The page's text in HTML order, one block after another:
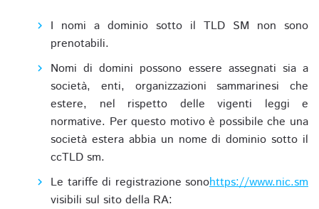
I nomi a dominio sotto il TLD SM non sono
prenotabili.
Nomi di domini possono essere assegnati sia a
società, enti, organizzazioni sammarinesi che
estere, nel rispetto delle vigenti leggi e
normative. Per questo motivo è possibile che una
società estera abbia un nome di dominio sotto il
ccTLD sm.
Le tariffe di registrazione sono
visibili sul sito della RA:
https://www.nic.sm